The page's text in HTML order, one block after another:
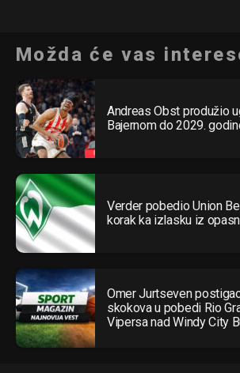
Možda će vas
Andreas Obst produžio
Bajernom do 2029.
Verder pobedio Union
korak ka izlasku iz
Omer Jurtseven
skokova u pobedi Rio
Vipersa nad Windy City